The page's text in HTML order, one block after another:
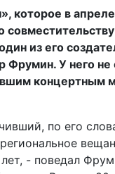
которое в
из его
Фрумин. У него
концертным
по его
- поведал